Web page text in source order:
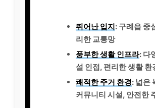
뛰어난 입지: 구례읍 중
리한 교통망
풍부한 생활 인프라: 다
설 인접, 편리한 생활 환
쾌적한 주거 환경: 넓은
커뮤니티 시설, 안전한